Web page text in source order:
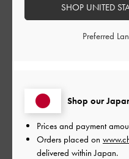
もっと見る
ご利用者様
イメージ通り
Shop our
Prices and payment
Orders placed on
delivered within Japan.
SHOP UNITED
Preferred